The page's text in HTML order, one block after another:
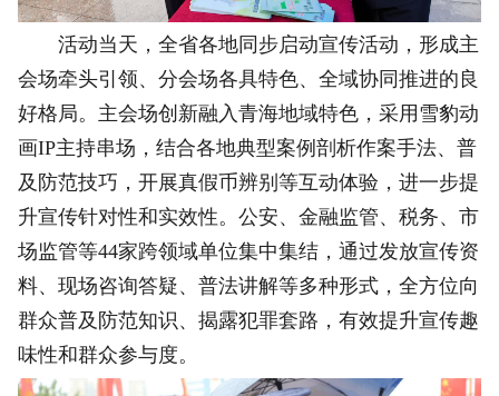
活动当天，全省各地同步启动宣传活动，形成主
会场牵头引领、分会场各具特色、全域协同推进的良
好格局。主会场创新融入青海地域特色，采用雪豹动
画IP主持串场，结合各地典型案例剖析作案手法、普
及防范技巧，开展真假币辨别等互动体验，进一步提
升宣传针对性和实效性。公安、金融监管、税务、市
场监管等44家跨领域单位集中集结，通过发放宣传资
料、现场咨询答疑、普法讲解等多种形式，全方位向
群众普及防范知识、揭露犯罪套路，有效提升宣传趣
味性和群众参与度。